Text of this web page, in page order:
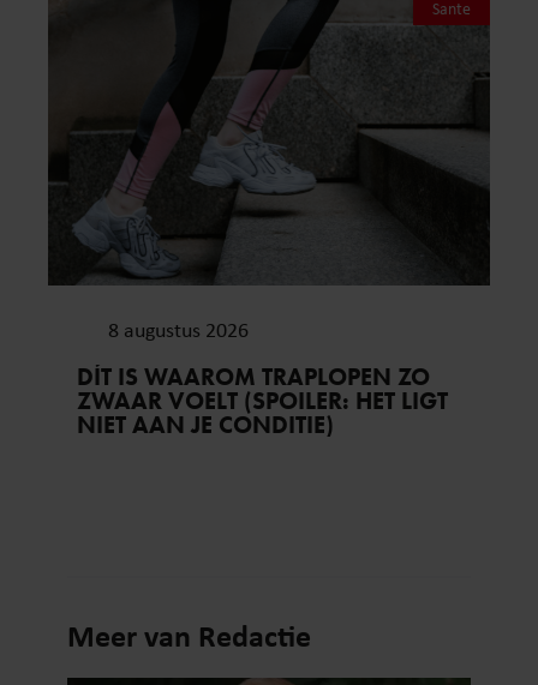
Sante
8 augustus 2026
DÍT IS WAAROM TRAPLOPEN ZO
ZWAAR VOELT (SPOILER: HET LIGT
NIET AAN JE CONDITIE)
Meer van Redactie